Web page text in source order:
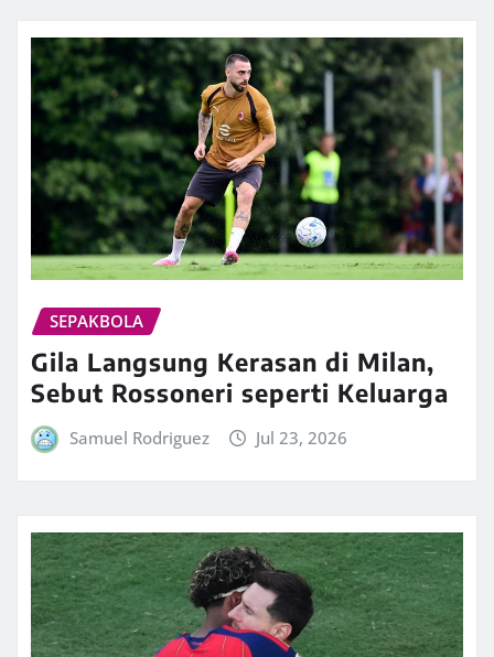
SEPAKBOLA
Gila Langsung Kerasan di Milan,
Sebut Rossoneri seperti Keluarga
Samuel Rodriguez Jul 23, 2026